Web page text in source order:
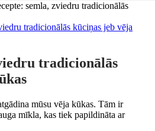
semla, zviedru tradicionālās
tradicionālās kūciņas jeb vēja
tradicionālās
mūsu vēja kūkas. Tām ir
mīkla, kas tiek papildināta ar